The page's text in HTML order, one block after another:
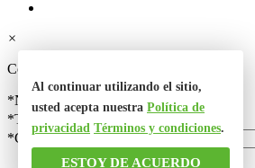
×
Contacta con nosotros
*Nombre
*Teléfono
*Correo electrónico
Al continuar utilizando el sitio,
usted acepta nuestra Política de
privacidad Términos y condiciones.
ESTOY DE ACUERDO